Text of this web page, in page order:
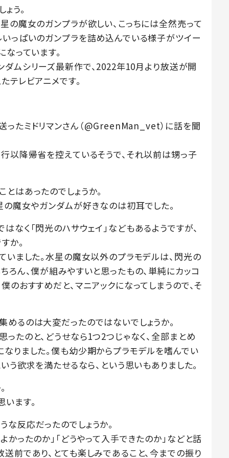
う。
の魔女のガンプラが欲しい、こっちには全然売って
っぱいのガンプラを詰め込んでいる様子がツイー
っています。
ムシリーズ最新作で、2022年10月より放送が開
レビアニメです。
ったミドリマンさん（@GreenMan_vet）に話を聞
以降帰省を控えているそうで、それ以前は甥っ子
はあったのでしょうか。
魔女やガンダムが好きなのは初耳でした。
く「閃光のハサウェイ」などもあるようですが、
か。
いました。水星の魔女以外のプラモデルは、閃光の
ろん、僕が組みやすいと思ったもの、単純にカッコ
のおすすめだと、マニアックになってしまうので、そ
るのは大変だったのではないでしょうか。
たのと、どうせなら1つ2つじゃなく、全部まとめ
りました。僕も幼少期からプラモデルを嗜んでい
う欲求を満たせるなら、という思いもありました。
ます。
反応だったのでしょうか。
かったのか」「どうやって入手できたのか」などと話
前であり、とても楽しみであること、今までの振り